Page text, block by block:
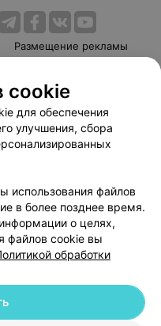
Размещение рекламы
Способы оплаты
103.by
данных
| 220012, Республика Беларусь,
cookie
для обеспечения
улучшения, сбора
использования файлов
в более позднее время.
о целях,
файлов cookie вы
обработки